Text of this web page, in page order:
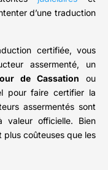
d’une traduction
certifiée, vous
assermenté, un
de Cassation ou
pour faire certifier la
assermentés sont
valeur officielle. Bien
coûteuses que les